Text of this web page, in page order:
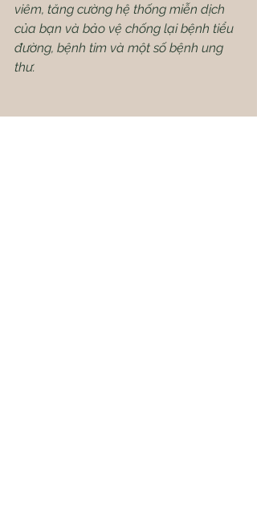
viêm, tăng cường hệ thống miễn dịch
của bạn và bảo vệ chống lại bệnh tiểu
đường, bệnh tim và một số bệnh ung
thư.